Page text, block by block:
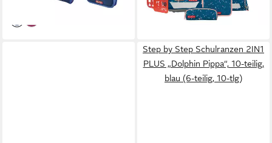
lieferbar - in 3-4 Werktagen bei dir
Step by Step Schulranzen 2IN1
PLUS „Dolphin Pippa“, 10-teilig,
blau (6-teilig, 10-tlg)